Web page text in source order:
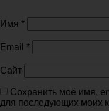
Имя *
Email *
Сайт
Сохранить моё имя,
для последующих моих